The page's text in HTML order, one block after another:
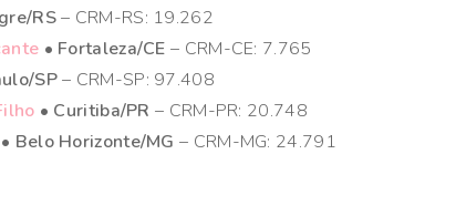
RS– CRM-RS: 19.262
• Fortaleza/CE – CRM-CE: 7.765
SP– CRM-SP: 97.408
• Curitiba/PR – CRM-PR: 20.748
• Belo Horizonte/MG – CRM-MG: 24.791